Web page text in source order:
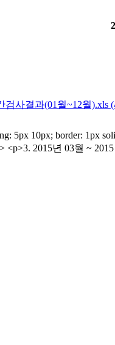
검사결과(01월~12월).xls
5px 10px; border: 1px
<p>3. 2015년 03월 ~